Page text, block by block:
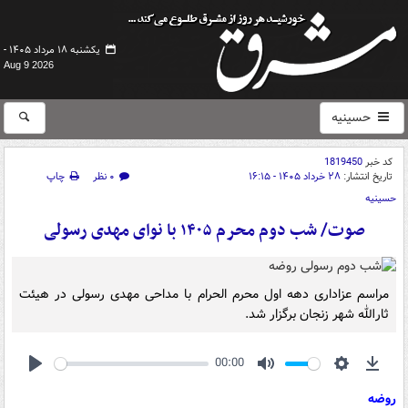
یکشنبه ۱۸ مرداد ۱۴۰۵ -
Aug 9 2026
حسینیه
کد خبر1819450
تاریخ انتشار: ۲۸ خرداد ۱۴۰۵ - ۱۶:۱۵ ۰ نظر
چاپ
حسینیه
صوت/ شب دوم محرم ۱۴۰۵ با نوای مهدی رسولی
مراسم عزاداری دهه اول محرم الحرام با مداحی مهدی رسولی در هیئت
ثارالله شهر زنجان برگزار شد.
00:00
روضه